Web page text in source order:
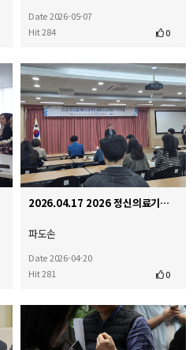
Date 2026-05-07
Hit 284
0
2026.04.17 2026 정신의료기관 시설 환경 실태조사 결과발표 및 토론회
파도손
Date 2026-04-20
Hit 281
0